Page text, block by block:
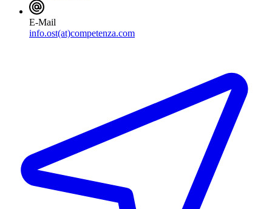
E-Mail
info.ost(at)competenza.com